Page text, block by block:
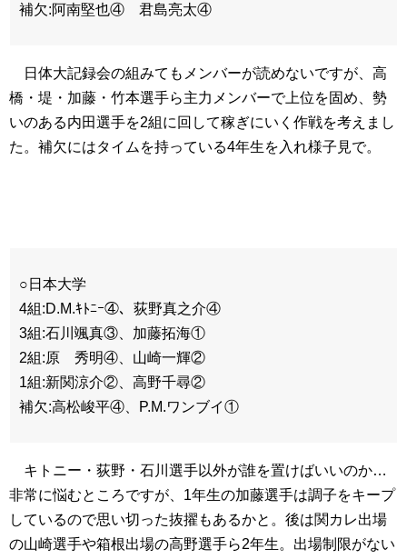
補欠:阿南堅也④ 君島亮太④
日体大記録会の組みてもメンバーが読めないですが、高
橋・堤・加藤・竹本選手ら主力メンバーで上位を固め、勢
いのある内田選手を2組に回して稼ぎにいく作戦を考えまし
た。補欠にはタイムを持っている4年生を入れ様子見で。
○日本大学
4組:D.M.ｷﾄﾆｰ④、荻野真之介④
3組:石川颯真③、加藤拓海①
2組:原 秀明④、山崎一輝②
1組:新関涼介②、高野千尋②
補欠:高松峻平④、P.M.ワンブイ①
キトニー・荻野・石川選手以外が誰を置けばいいのか…
非常に悩むところですが、1年生の加藤選手は調子をキープ
しているので思い切った抜擢もあるかと。後は関カレ出場
の山崎選手や箱根出場の高野選手ら2年生。出場制限がない